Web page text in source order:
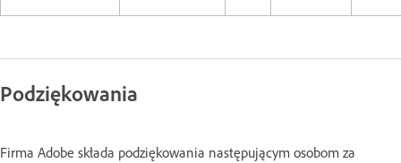
Podziękowania
Firma Adobe składa podziękowania następującym osobom za